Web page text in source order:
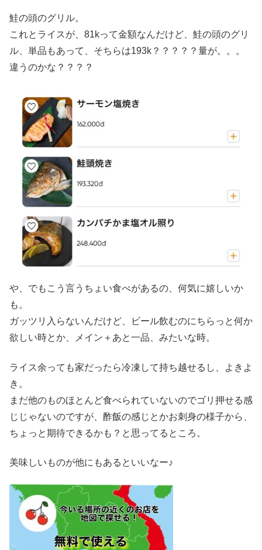
鮭の頭のグリル。
これとライスが、81kって金額なんだけど、鮭の頭のグリ
ル、単品もあって、そちらは193k？？？？？量が。。。
違うのかな？？？？
や、でもこう言うちょい食べがあるの、何気に嬉しいか
も。
ガッツリ入らないんだけど、ビール飲むのにちらっと何か
欲しい時とか、メイン＋あと一品、みたいな時。
ライス余っても家だったら冷凍して持ち越せるし、よきよ
き。
まだ他のものほとんど食べられていないのでゴリ押せる感
じじゃないのですが、酢飯の感じとかお刺身の様子から、
ちょっと期待できるかも？と思ってるところ。
美味しいものが他にもあるといいなー♪